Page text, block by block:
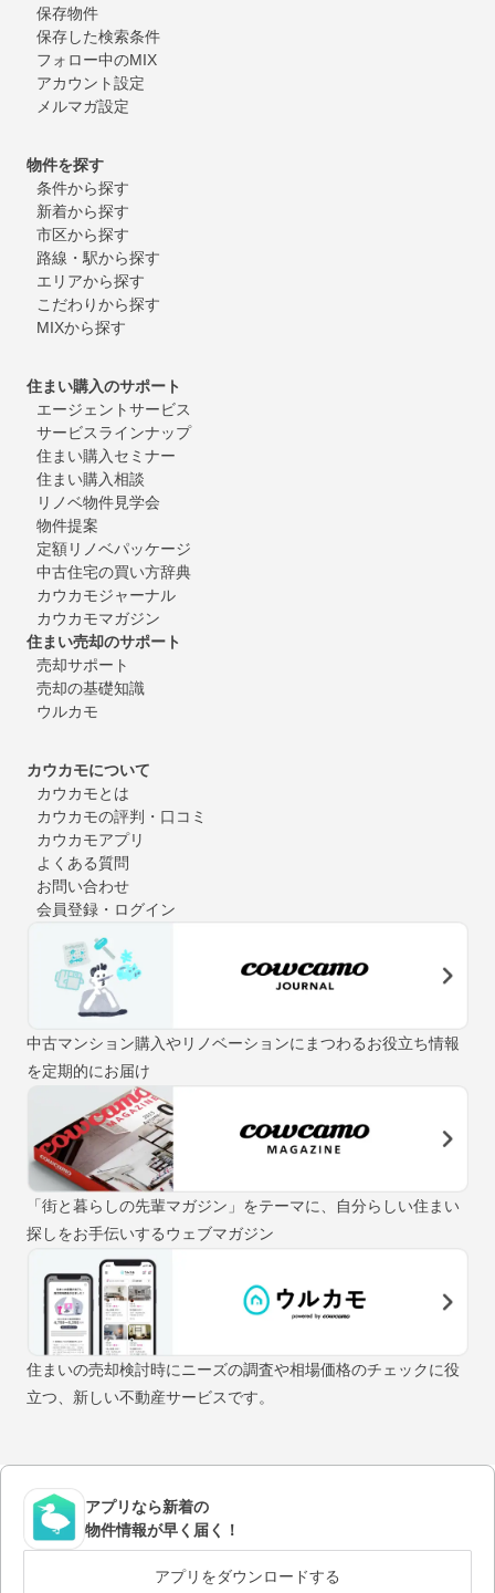
保存物件
保存した検索条件
フォロー中のMIX
アカウント設定
メルマガ設定
物件を探す
条件から探す
新着から探す
市区から探す
路線・駅から探す
エリアから探す
こだわりから探す
MIXから探す
住まい購入のサポート
エージェントサービス
サービスラインナップ
住まい購入セミナー
住まい購入相談
リノベ物件見学会
物件提案
定額リノベパッケージ
中古住宅の買い方辞典
カウカモジャーナル
カウカモマガジン
住まい売却のサポート
売却サポート
売却の基礎知識
ウルカモ
カウカモについて
カウカモとは
カウカモの評判・口コミ
カウカモアプリ
よくある質問
お問い合わせ
会員登録・ログイン
中古マンション購入やリノベーションにまつわるお役立ち情報
を定期的にお届け
「街と暮らしの先輩マガジン」をテーマに、自分らしい住まい
探しをお手伝いするウェブマガジン
住まいの売却検討時にニーズの調査や相場価格のチェックに役
立つ、新しい不動産サービスです。
アプリなら新着の
物件情報が早く届く！
アプリをダウンロードする